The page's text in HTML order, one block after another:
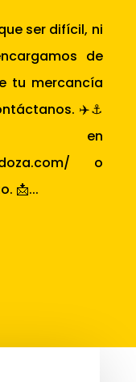
ser difícil, ni
de
tu mercancía
✈️⚓
en
o
📩...